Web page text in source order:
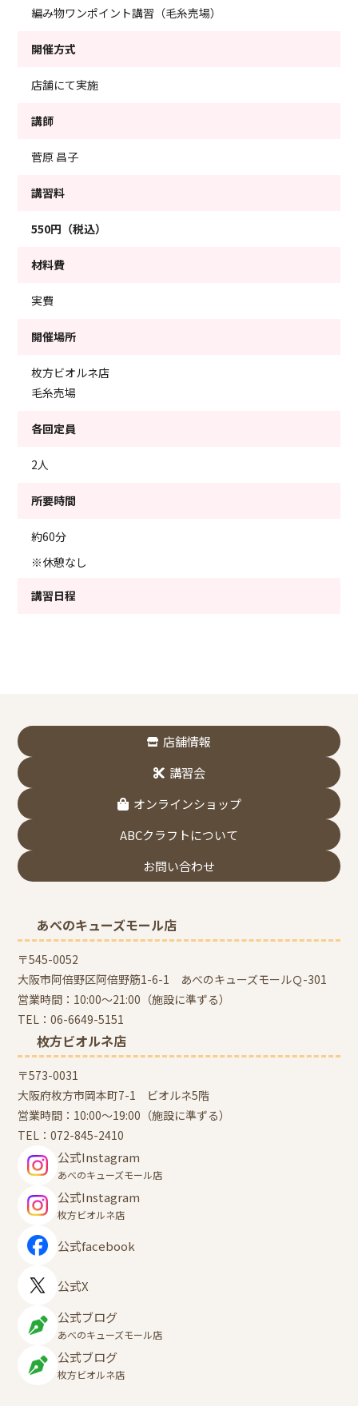
編み物ワンポイント講習（毛糸売場）
開催方式
店舗にて実施
講師
菅原 昌子
講習料
550円（税込）
材料費
実費
開催場所
枚方ビオルネ店
毛糸売場
各回定員
2人
所要時間
約60分
※休憩なし
講習日程
店舗情報
講習会
オンラインショップ
ABCクラフトについて
お問い合わせ
あべのキューズモール店
〒545-0052
大阪市阿倍野区阿倍野筋1-6-1 あべのキューズモールＱ-301
営業時間：10:00～21:00（施設に準ずる）
TEL：06-6649-5151
枚方ビオルネ店
〒573-0031
大阪府枚方市岡本町7-1 ビオルネ5階
営業時間：10:00～19:00（施設に準ずる）
TEL：072-845-2410
公式Instagram
あべのキューズモール店
公式Instagram
枚方ビオルネ店
公式facebook
公式X
公式ブログ
あべのキューズモール店
公式ブログ
枚方ビオルネ店